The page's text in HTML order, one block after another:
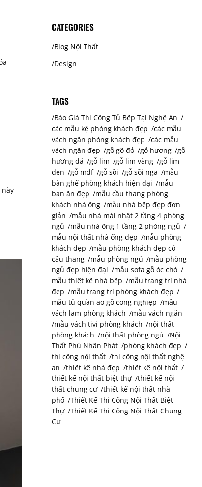
này
CATEGORIES
Blog Nội Thất
Design
TAGS
Báo Giá Thi Công Tủ Bếp Tại Nghệ An
các mẫu kệ phòng khách đẹp
các mẫu
vách ngăn phòng khách đẹp
các mẫu
vách ngăn đẹp
gỗ gõ đỏ gỗ hương
gỗ
hương đá
gỗ lim gỗ lim vàng
gỗ lim
đen
gỗ mdf gỗ sồi gỗ sồi nga
mẫu
bàn ghế phòng khách hiện đại
mẫu
bàn ăn đẹp
mẫu cầu thang phòng
khách nhà ống
mẫu nhà bếp đẹp đơn
giản
mẫu nhà mái nhật 2 tầng 4 phòng
ngủ
mẫu nhà ống 1 tầng 2 phòng ngủ
mẫu nội thất nhà ống đẹp
mẫu phòng
khách đẹp
mẫu phòng khách đẹp có
cầu thang
mẫu phòng ngủ
mẫu phòng
ngủ đẹp hiện đại
mẫu sofa gỗ óc chó
mẫu thiết kế nhà bếp
mẫu trang trí nhà
đẹp
mẫu trang trí phòng khách đẹp
mẫu tủ quần áo gỗ công nghiệp
mẫu
vách lam phòng khách
mẫu vách ngăn
mẫu vách tivi phòng khách
nội thất
phòng khách
nội thất phòng ngủ
Nội
Thất Phú Nhân Phát
phòng khách đẹp
thi công nội thất
thi công nội thất nghệ
an
thiết kế nhà đẹp
thiết kế nội thất
thiết kế nội thất biệt thự
thiết kế nội
thất chung cư
thiết kế nội thất nhà
phố
Thiết Kế Thi Công Nội Thất Biệt
Thự
Thiết Kế Thi Công Nội Thất Chung
Cư